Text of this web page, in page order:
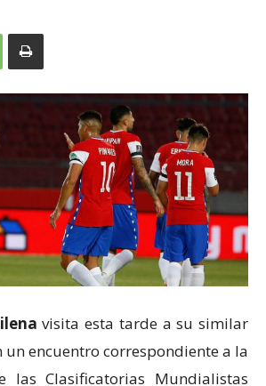
visita esta tarde a su similar
un encuentro correspondiente a la
las Clasificatorias Mundialistas